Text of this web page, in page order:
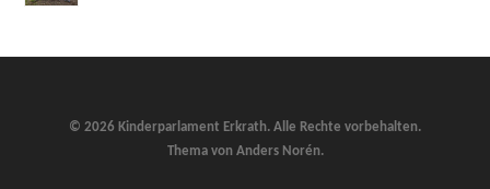
© 2026 Kinderparlament Erkrath. Alle Rechte vorbehalten.
Thema von Anders Norén.